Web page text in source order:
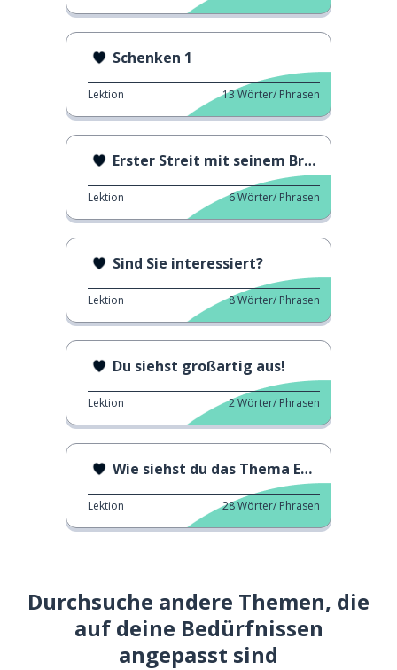
Schenken 1
Lektion 13Wörter/ Phrasen
Erster Streit mit seinem Bruder
Lektion 6Wörter/ Phrasen
Sind Sie interessiert?
Lektion 8Wörter/ Phrasen
Du siehst großartig aus!
Lektion 2Wörter/ Phrasen
Wie siehst du das Thema Ehe?
Lektion 28Wörter/ Phrasen
Durchsuche andere Themen, die
auf deine Bedürfnissen
angepasst sind